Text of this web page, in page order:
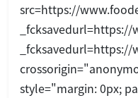
src=https://
style="margin: 0px;